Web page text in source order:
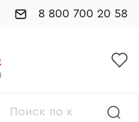
8 800 700 20 58